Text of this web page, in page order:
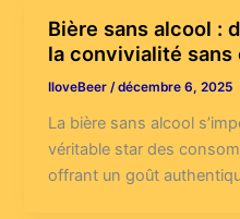
Bière sans alcool :
la convivialité sans
IloveBeer/décembre 6, 2025
La bière sans alcool
véritable star des
offrant un goût